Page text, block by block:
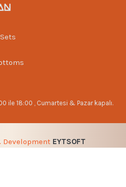
ile 18:00 , Cumartesi & Pazar kapalı.
EYTSOFT